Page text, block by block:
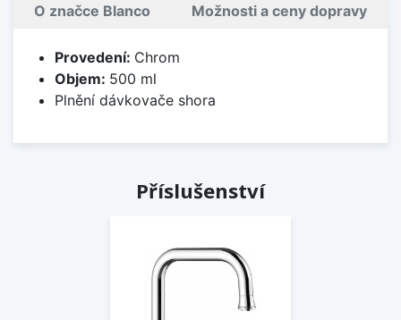
O značce Blanco Možnosti a ceny dopravy
Provedení: Chrom
Objem: 500 ml
Plnění dávkovače shora
Příslušenství